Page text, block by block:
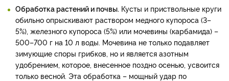
Обработка растений и почвы. Кусты и приствольные круги
обильно опрыскивают раствором медного купороса (3–
5%), железного купороса (5%) или мочевины (карбамида) –
500–700 г на 10 л воды. Мочевина не только подавляет
зимующие споры грибков, но и является азотным
удобрением, которое, внесенное поздно осенью, усвоится
только весной. Эта обработка – мощный удар по